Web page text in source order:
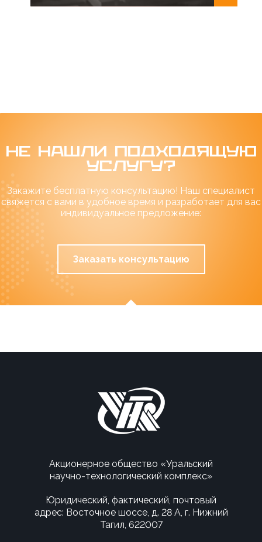
НЕ НАШЛИ ПОДХОДЯЩУЮ
УСЛУГУ?
Закажите бесплатную консультацию! Наш специалист
свяжется с вами в удобное время и разработает для вас
индивидуальное предложение:
Заказать консультацию
Акционерное общество «Уральский
научно-технологический комплекс»
Юридический, фактический, почтовый
адрес: Восточное шоссе, д. 28 А, г. Нижний
Тагил, 622007